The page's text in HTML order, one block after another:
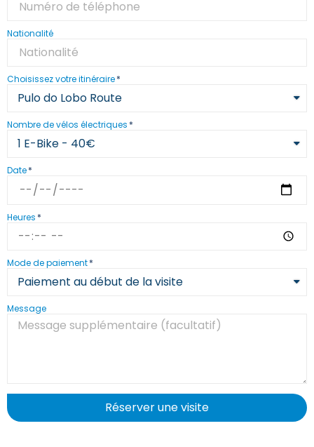
Nationalité
Choisissez votre itinéraire
Nombre de vélos électriques
Date
Heures
Mode de paiement
Message
Réserver une visite